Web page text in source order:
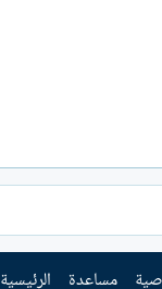
مساعدة الرئيسية